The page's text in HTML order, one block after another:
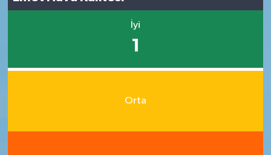
İyi
1
Orta